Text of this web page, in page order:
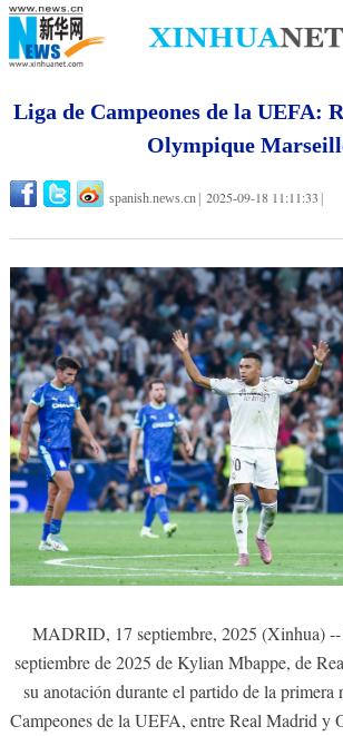
Liga de Campeones de la UEFA:
Olympique
spanish.news.cn 2025-09-18 11:11:33
MADRID, 17 septiembre, 2025 (Xinhua) --
septiembre de 2025 de Kylian Mbappe, de
su anotación durante el partido de la primera
Campeones de la UEFA, entre Real Madrid y